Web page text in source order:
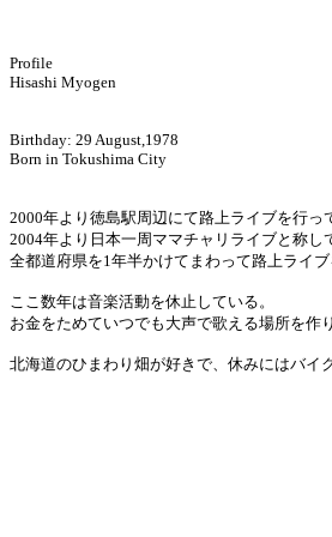
Profile
Hisashi Myogen
Birthday: 29 August,1978
Born in Tokushima City
2000年より徳島駅周辺にて路上ライブを行っ
2004年より日本一周ママチャリライブと称し
全都道府県を1年半かけてまわって路上ライブ
ここ数年は音楽活動を休止している。
お金をためていつでも大声で歌える場所を作
北海道のひまわり畑が好きで、休みにはバイ